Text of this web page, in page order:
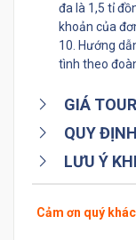
đa là 1,5 tỉ
khoản của
10. Hướng
tình theo
GIÁ
QUY
LƯU Ý
Cảm ơn quý